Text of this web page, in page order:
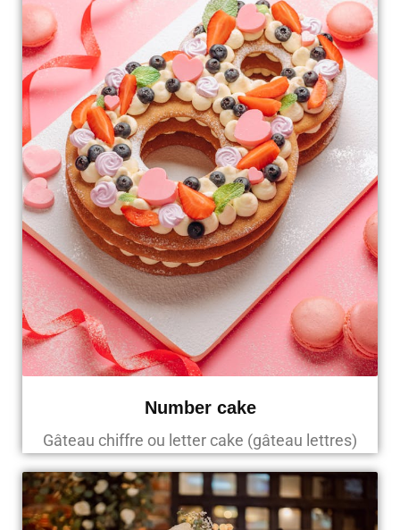
Number cake
Gâteau chiffre ou letter cake (gâteau lettres)